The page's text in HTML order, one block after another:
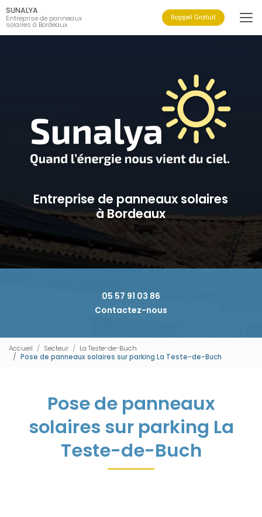
Aller
au
contenu
principal
SUNALYA
Entreprise de panneaux
solaires à Bordeaux
Rappel Gratuit
Entreprise de panneaux solaires
à Bordeaux
05 57 91 03 86
Contactez-nous
Accueil Secteur
La Teste-de-Buch
Pose de panneaux solaires sur parking La Teste-de-Buch
Pose de panneaux
solaires sur parking La
Teste-de-Buch